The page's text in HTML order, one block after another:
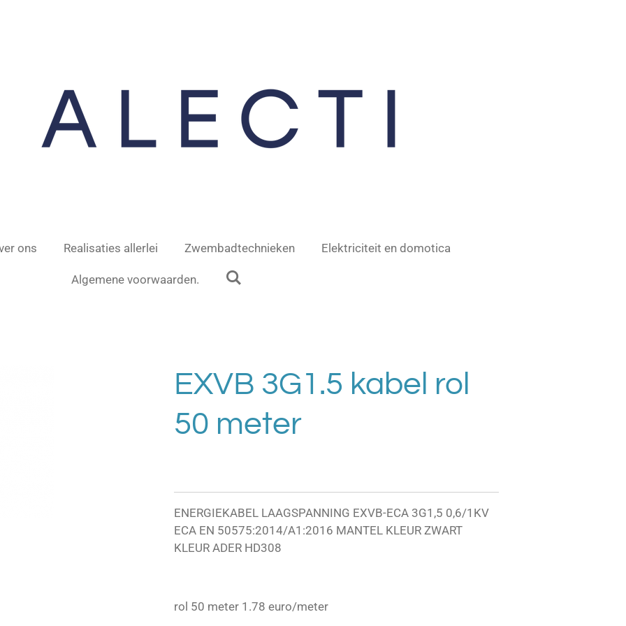
ons Realisaties allerlei Zwembadtechnieken Elektriciteit en domotica
Algemene voorwaarden.
EXVB 3G1.5 kabel rol
50 meter
ENERGIEKABEL LAAGSPANNING EXVB-ECA 3G1,5 0,6/1KV
ECA EN 50575:2014/A1:2016 MANTEL KLEUR ZWART
KLEUR ADER HD308
rol 50 meter 1.78 euro/meter